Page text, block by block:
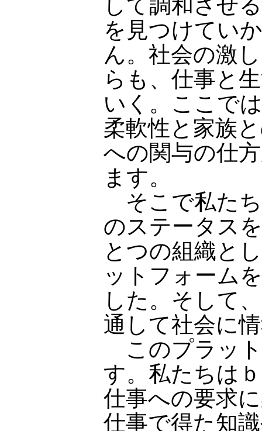
して調和させ
を見つけてい
ん。社会の激
らも、仕事と
いく。ここで
柔軟性と家族
への関与の仕
ます。
そこで私た
のステータス
とつの組織と
ットフォーム
した。そして
通して社会に
このプラッ
す。私たちは
仕事への要求
仕事で得た知